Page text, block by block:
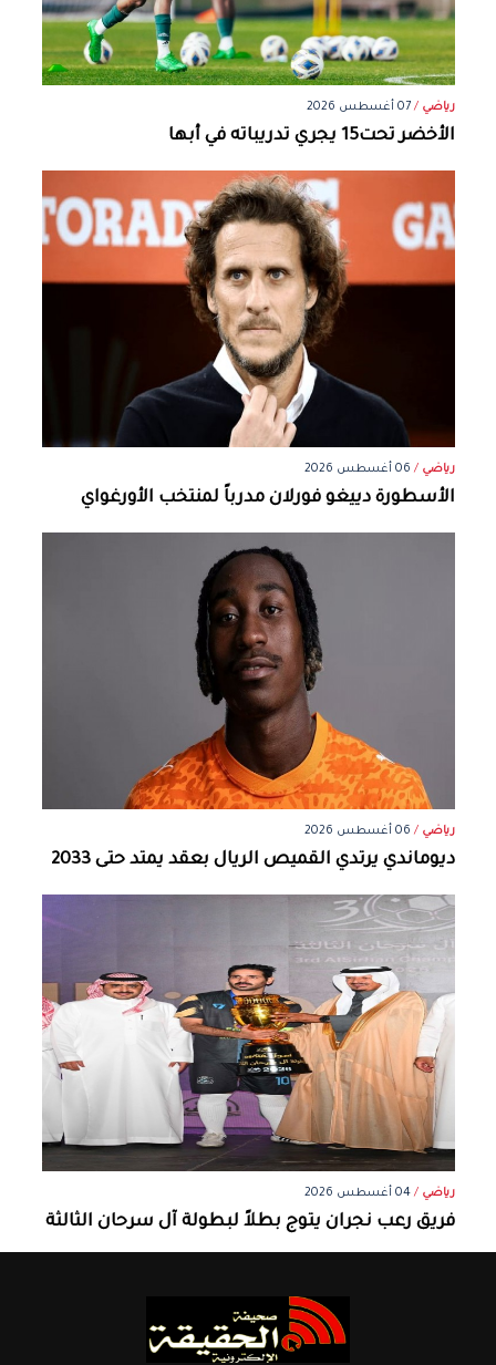
رياضي /07 أغسطس 2026
الأخضر تحت15 يجري تدريباته في أبها
رياضي / 06 أغسطس 2026
الأسطورة دييغو فورلان مدرباً لمنتخب الأورغواي
رياضي / 06 أغسطس 2026
ديوماندي يرتدي القميص الريال بعقد يمتد حتى 2033
رياضي /04 أغسطس 2026
فريق رعب نجران يتوج بطلاً لبطولة آل سرحان الثالثة